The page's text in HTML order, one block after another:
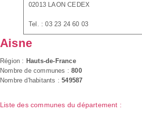
02013 LAON CEDEX
Tel. : 03 23 24 60 03
Aisne
Région : Hauts-de-France
Nombre de communes :800
Nombre d'habitants :549587
Liste des communes du département :